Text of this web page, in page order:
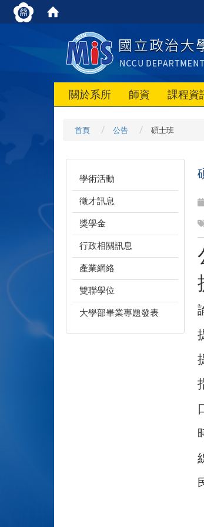
關於系所 師資 課程資
首頁 公告 碩士班
學術活動
徵才訊息
獎學金
行政相關訊息
產業網絡
雙聯學位
大學部畢業專題發表